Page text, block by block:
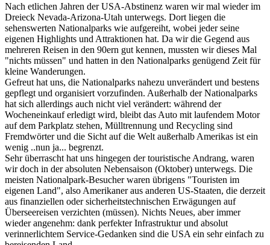
Nach etlichen Jahren der USA-Abstinenz waren wir mal wieder im
Dreieck Nevada-Arizona-Utah unterwegs. Dort liegen die
sehenswerten Nationalparks wie aufgereiht, wobei jeder seine
eigenen Highlights und Attraktionen hat. Da wir die Gegend aus
mehreren Reisen in den 90ern gut kennen, mussten wir dieses Mal
"nichts müssen" und hatten in den Nationalparks genügend Zeit für
kleine Wanderungen.
Gefreut hat uns, die Nationalparks nahezu unverändert und bestens
gepflegt und organisiert vorzufinden. Außerhalb der Nationalparks
hat sich allerdings auch nicht viel verändert: während der
Wocheneinkauf erledigt wird, bleibt das Auto mit laufendem Motor
auf dem Parkplatz stehen, Mülltrennung und Recycling sind
Fremdwörter und die Sicht auf die Welt außerhalb Amerikas ist ein
wenig ..nun ja... begrenzt.
Sehr überrascht hat uns hingegen der touristische Andrang, waren
wir doch in der absoluten Nebensaison (Oktober) unterwegs. Die
meisten Nationalpark-Besucher waren übrigens "Touristen im
eigenen Land", also Amerikaner aus anderen US-Staaten, die derzeit
aus finanziellen oder sicherheitstechnischen Erwägungen auf
Überseereisen verzichten (müssen). Nichts Neues, aber immer
wieder angenehm: dank perfekter Infrastruktur und absolut
verinnerlichtem Service-Gedanken sind die USA ein sehr einfach zu